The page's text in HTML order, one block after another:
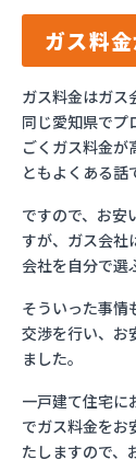
ガス料
ガス料金はガス
同じ愛知県でプ
ごくガス料金
ともよくある話
ですので、お安
すが、ガス会社
会社を自分で選
そういった事情
交渉を行い、お
ました。
一戸建て住宅に
でガス料金をお
たしますので、